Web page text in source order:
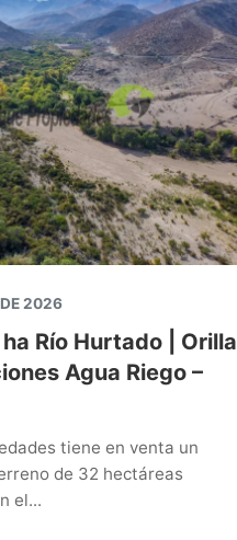
DE 2026
Río Hurtado | Orilla
Agua Riego –
tiene en venta un
de 32 hectáreas
el...